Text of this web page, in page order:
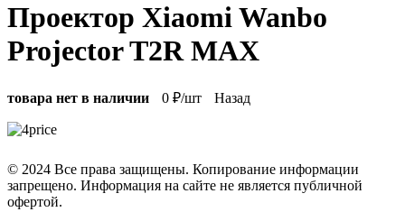
Проектор Xiaomi Wanbo
Projector T2R MAX
товара нет в наличии 0 ₽/шт Назад
© 2024 Все права защищены. Копирование информации
запрещено. Информация на сайте не является публичной
офертой.